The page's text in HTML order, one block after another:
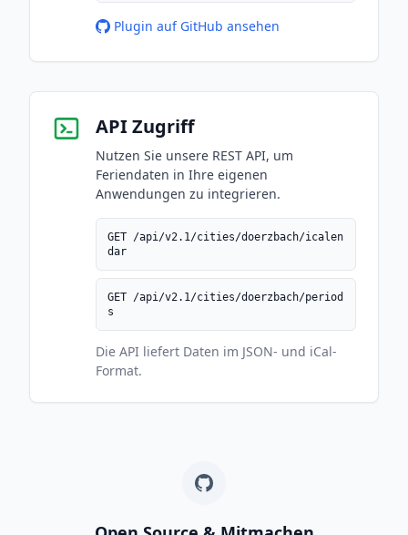
Plugin auf GitHub ansehen
API Zugriff
Nutzen Sie unsere REST API, um
Feriendaten in Ihre eigenen
Anwendungen zu integrieren.
GET /api/v2.1/cities/doerzbach/icalen
dar
GET /api/v2.1/cities/doerzbach/period
s
Die API liefert Daten im JSON- und iCal-
Format.